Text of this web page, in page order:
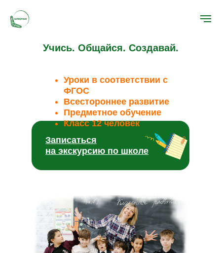
Записаться
на экскурсию по школе
Записаться
на экскурсию по школе
Уроки в соответствии с
ФГОС
Всестороннее развитие
Предметное обучение
Класс 12 человек
Учись. Общайся. Создавай.